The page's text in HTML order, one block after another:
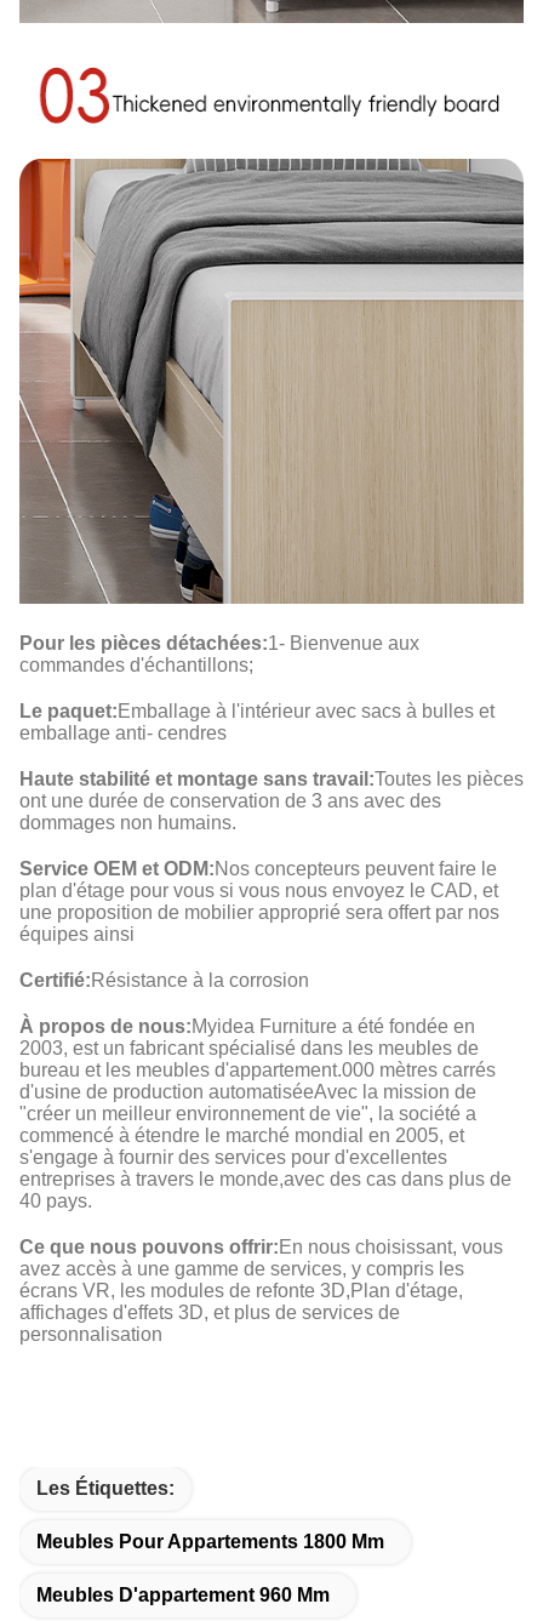
Pour les pièces détachées:1- Bienvenue aux
commandes d'échantillons;
Le paquet:Emballage à l'intérieur avec sacs à bulles et
emballage anti- cendres
Haute stabilité et montage sans travail:Toutes les pièces
ont une durée de conservation de 3 ans avec des
dommages non humains.
Service OEM et ODM:Nos concepteurs peuvent faire le
plan d'étage pour vous si vous nous envoyez le CAD, et
une proposition de mobilier approprié sera offert par nos
équipes ainsi
Certifié:Résistance à la corrosion
À propos de nous:Myidea Furniture a été fondée en
2003, est un fabricant spécialisé dans les meubles de
bureau et les meubles d'appartement.000 mètres carrés
d'usine de production automatiséeAvec la mission de
"créer un meilleur environnement de vie", la société a
commencé à étendre le marché mondial en 2005, et
s'engage à fournir des services pour d'excellentes
entreprises à travers le monde,avec des cas dans plus de
40 pays.
Ce que nous pouvons offrir:En nous choisissant, vous
avez accès à une gamme de services, y compris les
écrans VR, les modules de refonte 3D,Plan d'étage,
affichages d'effets 3D, et plus de services de
personnalisation
Les Étiquettes:
Meubles Pour Appartements 1800 Mm
Meubles D'appartement 960 Mm